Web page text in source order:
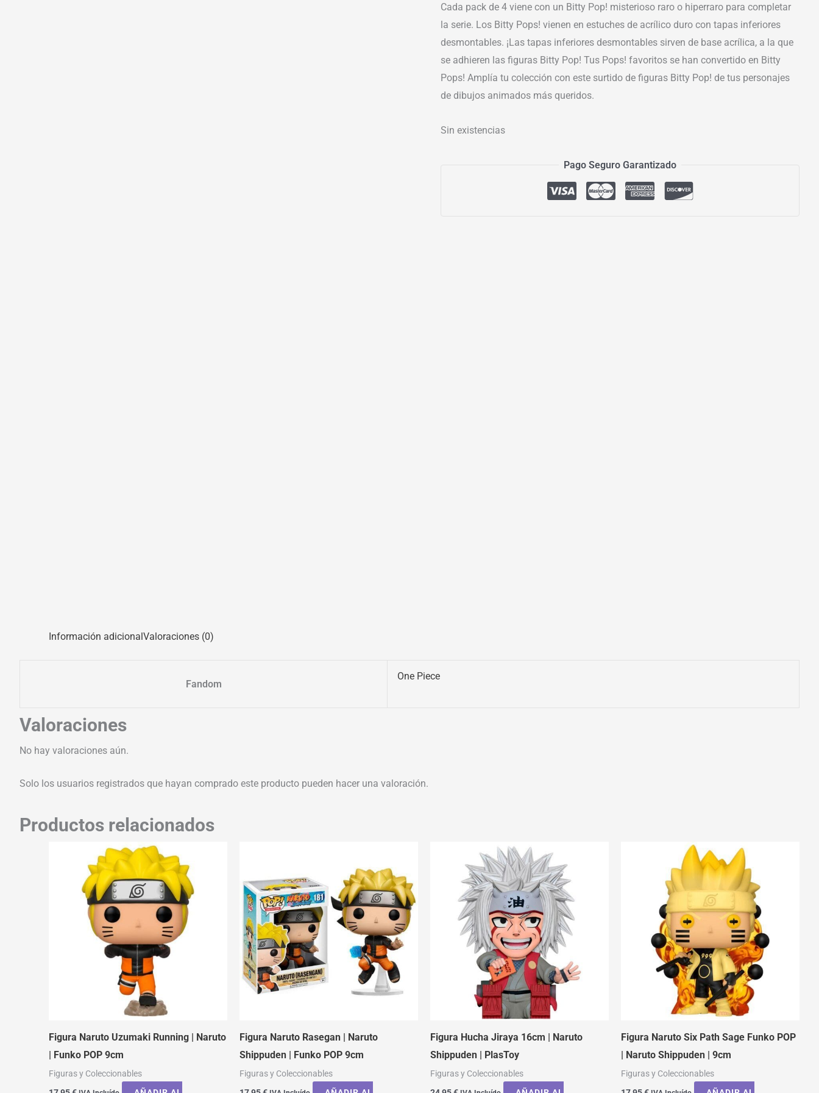
Cada pack de 4 viene con un Bitty Pop! misterioso raro o hiperraro para completar
la serie. Los Bitty Pops! vienen en estuches de acrílico duro con tapas inferiores
desmontables. ¡Las tapas inferiores desmontables sirven de base acrílica, a la que
se adhieren las figuras Bitty Pop! Tus Pops! favoritos se han convertido en Bitty
Pops! Amplía tu colección con este surtido de figuras Bitty Pop! de tus personajes
de dibujos animados más queridos.
Sin existencias
Pago Seguro Garantizado
Información adicionalValoraciones (0)
Fandom
One Piece
Valoraciones
No hay valoraciones aún.
Solo los usuarios registrados que hayan comprado este producto pueden hacer una valoración.
Productos relacionados
Figura Naruto Uzumaki Running | Naruto
| Funko POP 9cm
Figuras y Coleccionables
Figura Naruto Rasegan | Naruto
Shippuden | Funko POP 9cm
Figuras y Coleccionables
Figura Hucha Jiraya 16cm | Naruto
Shippuden | PlasToy
Figuras y Coleccionables
Figura Naruto Six Path Sage Funko POP
| Naruto Shippuden | 9cm
Figuras y Coleccionables